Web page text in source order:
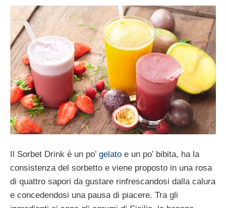
Il Sorbet Drink è un po’ gelato e un po’ bibita, ha la
consistenza del sorbetto e viene proposto in una rosa
di quattro sapori da gustare rinfrescandosi dalla calura
e concedendosi una pausa di piacere. Tra gli